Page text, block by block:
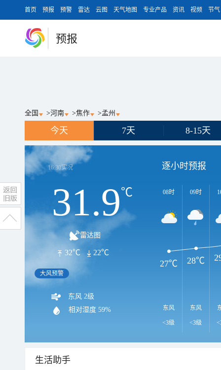
首页 预报 预警 雷达 云图 天气地图 专业产品 资讯 视频 节气
预报
全国 >河南 >焦作 >孟州
今天 7天 8-15天
16:30实况
31.9℃
雷达图
32℃ 22℃
大风预警
东风 2级
相对湿度 59%
逐小时预报
08时
东风
<3级
09时
东风
<3级
27℃ 28℃
生活助手